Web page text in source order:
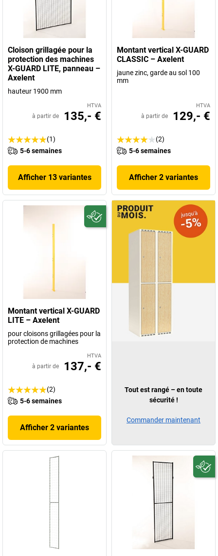
Cloison grillagée pour la
protection des machines
X-GUARD LITE, panneau –
Axelent
hauteur 1900 mm
HTVA
à partir de 135,- €
(1)
5-6 semaines
Afficher 13 variantes
Montant vertical X-GUARD
CLASSIC – Axelent
jaune zinc, garde au sol 100
mm
HTVA
à partir de 129,- €
(2)
5-6 semaines
Afficher 2 variantes
Montant vertical X-GUARD
LITE – Axelent
pour cloisons grillagées pour la
protection de machines
HTVA
à partir de 137,- €
(2)
5-6 semaines
Afficher 2 variantes
Tout est rangé – en toute
sécurité !
Commander maintenant